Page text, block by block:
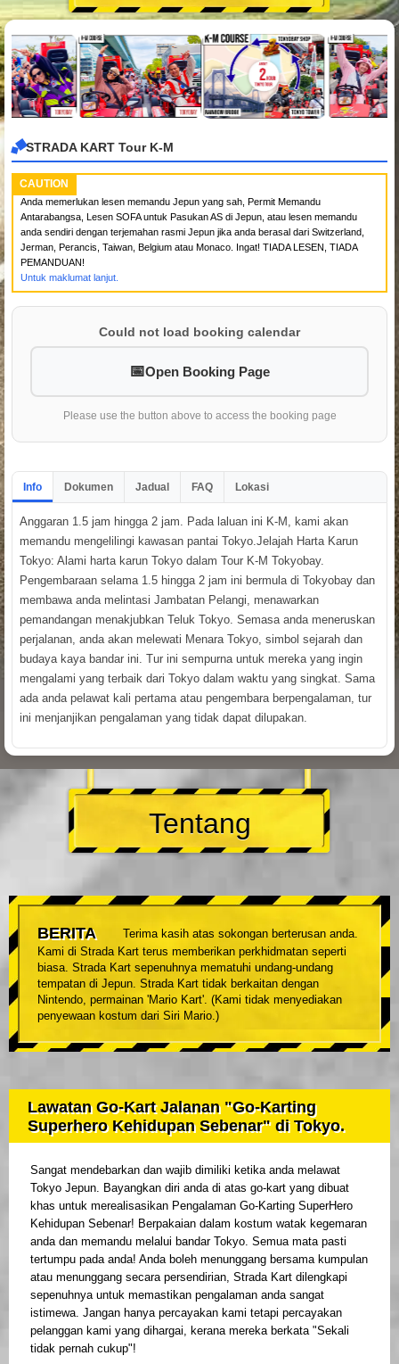
STRADA KART Tour K-M
CAUTION
Anda memerlukan lesen memandu Jepun yang sah, Permit Memandu
Antarabangsa, Lesen SOFA untuk Pasukan AS di Jepun, atau lesen memandu
anda sendiri dengan terjemahan rasmi Jepun jika anda berasal dari Switzerland,
Jerman, Perancis, Taiwan, Belgium atau Monaco. Ingat! TIADA LESEN, TIADA
PEMANDUAN!
Untuk maklumat lanjut.
Could not load booking calendar
Open Booking Page
Please use the button above to access the booking page
Info Dokumen Jadual FAQ Lokasi
Anggaran 1.5 jam hingga 2 jam. Pada laluan ini K-M, kami akan
memandu mengelilingi kawasan pantai Tokyo.Jelajah Harta Karun
Tokyo: Alami harta karun Tokyo dalam Tour K-M Tokyobay.
Pengembaraan selama 1.5 hingga 2 jam ini bermula di Tokyobay dan
membawa anda melintasi Jambatan Pelangi, menawarkan
pemandangan menakjubkan Teluk Tokyo. Semasa anda meneruskan
perjalanan, anda akan melewati Menara Tokyo, simbol sejarah dan
budaya kaya bandar ini. Tur ini sempurna untuk mereka yang ingin
mengalami yang terbaik dari Tokyo dalam waktu yang singkat. Sama
ada anda pelawat kali pertama atau pengembara berpengalaman, tur
ini menjanjikan pengalaman yang tidak dapat dilupakan.
Tentang
BERITA
Terima kasih atas sokongan berterusan anda.
Kami di Strada Kart terus memberikan perkhidmatan seperti
biasa. Strada Kart sepenuhnya mematuhi undang-undang
tempatan di Jepun. Strada Kart tidak berkaitan dengan
Nintendo, permainan 'Mario Kart'. (Kami tidak menyediakan
penyewaan kostum dari Siri Mario.)
Lawatan Go-Kart Jalanan "Go-Karting
Superhero Kehidupan Sebenar" di Tokyo.
Sangat mendebarkan dan wajib dimiliki ketika anda melawat
Tokyo Jepun. Bayangkan diri anda di atas go-kart yang dibuat
khas untuk merealisasikan Pengalaman Go-Karting SuperHero
Kehidupan Sebenar! Berpakaian dalam kostum watak kegemaran
anda dan memandu melalui bandar Tokyo. Semua mata pasti
tertumpu pada anda! Anda boleh menunggang bersama kumpulan
atau menunggang secara persendirian, Strada Kart dilengkapi
sepenuhnya untuk memastikan pengalaman anda sangat
istimewa. Jangan hanya percayakan kami tetapi percayakan
pelanggan kami yang dihargai, kerana mereka berkata "Sekali
tidak pernah cukup"!